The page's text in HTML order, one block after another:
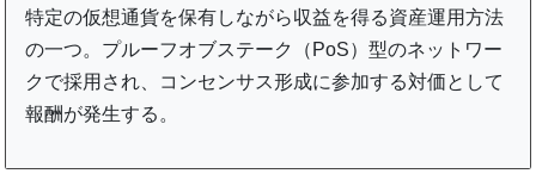
特定の仮想通貨を保有しながら収益を得る資産運用方法
の一つ。プルーフオブステーク（PoS）型のネットワー
クで採用され、コンセンサス形成に参加する対価として
報酬が発生する。